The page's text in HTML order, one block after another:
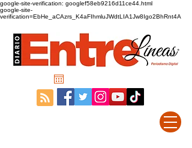
google-site-verification: googlef58eb9216d11ce44.html
google-site-
verification=EbHe_aCAzrs_K4aFIhmluJWdtLIA1Jw8Igo2BhRnt4A